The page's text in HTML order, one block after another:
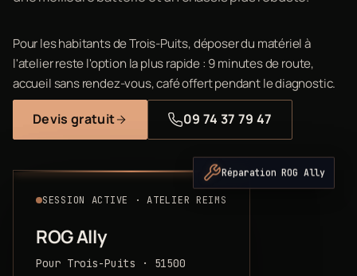
Pour les habitants de Trois-Puits, déposer du matériel à
l'atelier reste l'option la plus rapide : 9 minutes de route,
accueil sans rendez-vous, café offert pendant le diagnostic.
Devis gratuit 09 74 37 79 47
SESSION ACTIVE · ATELIER REIMS
ROG Ally
Pour Trois-Puits · 51500
Réparation ROG Ally